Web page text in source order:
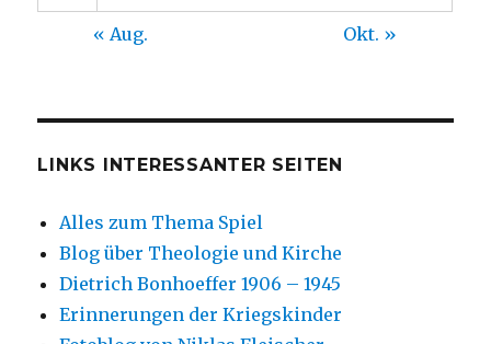
« Aug. Okt. »
LINKS INTERESSANTER SEITEN
Alles zum Thema Spiel
Blog über Theologie und Kirche
Dietrich Bonhoeffer 1906 – 1945
Erinnerungen der Kriegskinder